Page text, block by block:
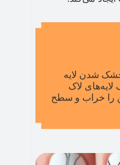
خشک شدن لایه
لایه‌‌های لاک
را خراب و سطح